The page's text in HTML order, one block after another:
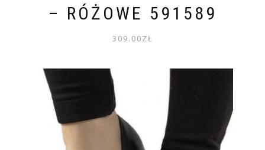
– RÓŻOWE 591589
309.00ZŁ